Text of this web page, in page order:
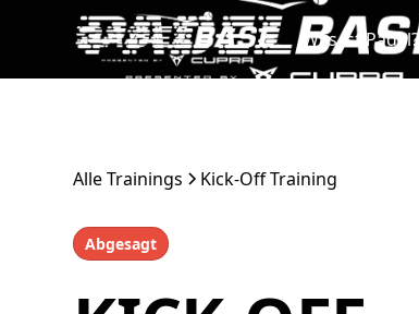
Was ist Padel?
Alle Trainings Kick-Off Training
Abgesagt